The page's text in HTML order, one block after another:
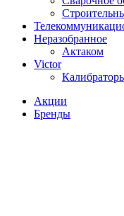
Неразобранное
Актаком
Victor
Акции
Бренды